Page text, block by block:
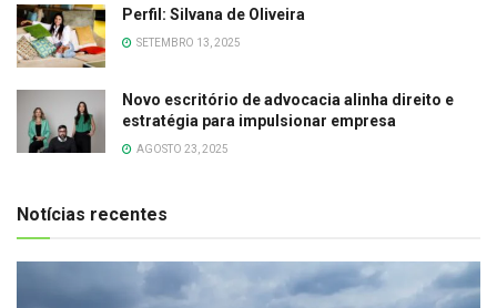
Perfil: Silvana de Oliveira
SETEMBRO 13, 2025
Novo escritório de advocacia alinha direito e
estratégia para impulsionar empresa
AGOSTO 23, 2025
Notícias recentes